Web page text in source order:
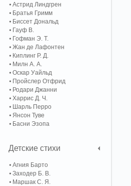
Астрид Линдгрен
Братья Гримм
Биссет Дональд
Гауф В.
Гофман Э. Т.
Жан де Лафонтен
Киплинг Р. Д.
Милн А. А.
Оскар Уайльд
Пройслер Отфрид
Родари Джанни
Харрис Д. Ч.
Шарль Перро
Янсон Туве
Басни Эзопа
Детские стихи
Агния Барто
Заходер Б. В.
Маршак С. Я.